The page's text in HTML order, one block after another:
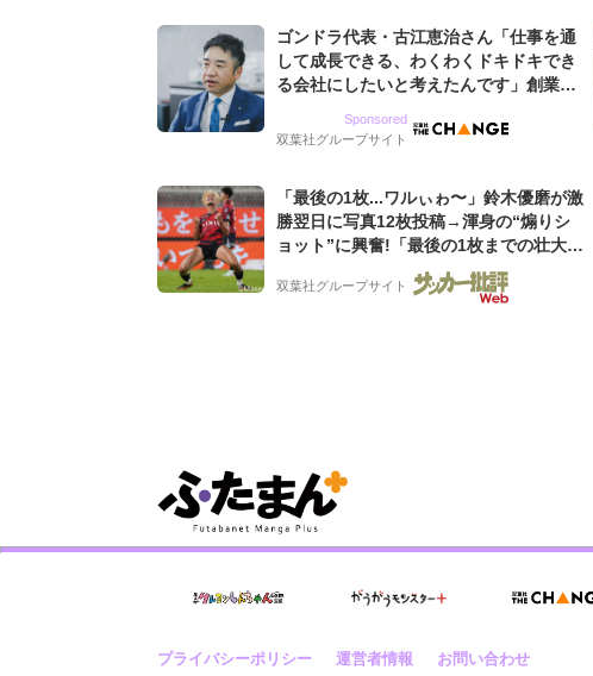
ゴンドラ代表・古江恵治さん「仕事を通
して成長できる、わくわくドキドキでき
る会社にしたいと考えたんです」創業来
グ会社のアイデンティティ
Sponsored
双葉社グループサイト
「最後の1枚...ワルぃゎ〜」鈴木優磨が激
勝翌日に写真12枚投稿→渾身の“煽りシ
ョット”に興奮!「最後の1枚までの壮大な
フリ」「知念くんのことどんだけ好きな
んよw」
双葉社グループサイト
プライバシーポリシー 運営者情報 お問い合わせ